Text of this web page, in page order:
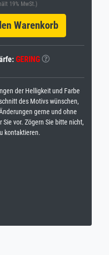
19% MwSt.)
Warenkorb
GERING
der Helligkeit und Farbe
des Motivs wünschen,
gerne und ohne
vor. Zögern Sie bitte nicht,
kontaktieren.